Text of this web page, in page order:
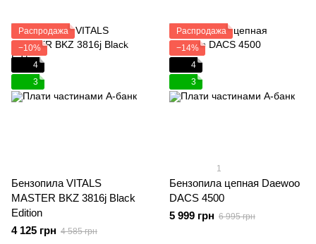
Распродажа
−10%
4
3
Бензопила VITALS
MASTER BKZ 3816j Black
Edition
4 125 грн 4 585 грн
Распродажа
−14%
4
3
1
Бензопила цепная Daewoo
DACS 4500
5 999 грн 6 995 грн